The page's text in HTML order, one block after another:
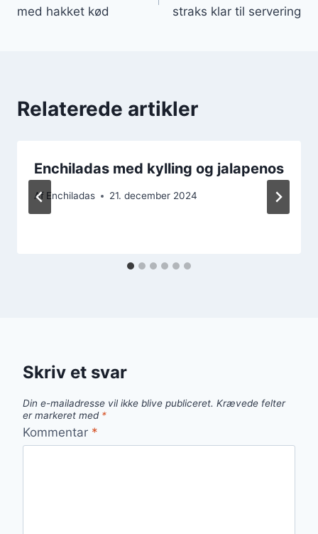
med hakket kød
straks klar til servering
Relaterede artikler
Enchiladas med kylling og jalapenos
Af Enchiladas 21. december 2024
Skriv et svar
Din e-mailadresse vil ikke blive publiceret. Krævede felter
er markeret med *
Kommentar *